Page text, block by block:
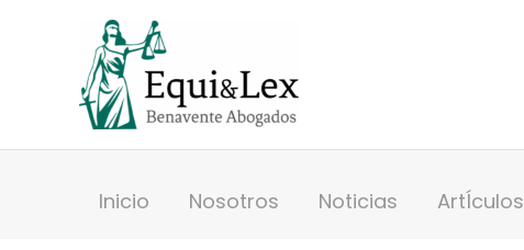
contenido
Inicio Nosotros Noticias ArtÍculos